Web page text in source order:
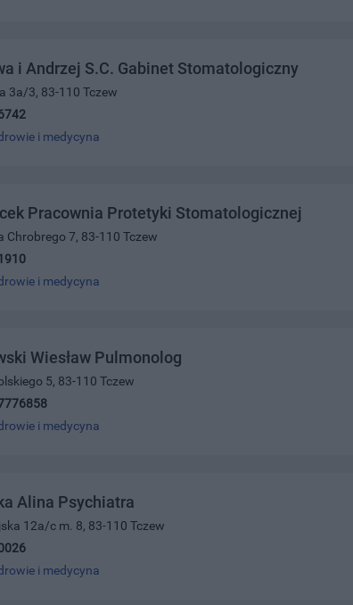
i Andrzej S.C. Gabinet Stomatologiczny
3a/3, 83-110 Tczew
i medycyna
Pracownia Protetyki Stomatologicznej
Chrobrego 7, 83-110 Tczew
i medycyna
Wiesław Pulmonolog
5, 83-110 Tczew
i medycyna
Alina Psychiatra
12a/c m. 8, 83-110 Tczew
i medycyna